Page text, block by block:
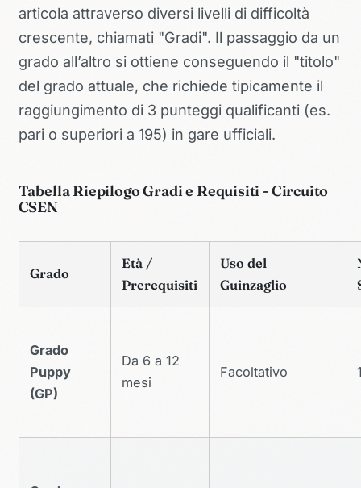
articola attraverso diversi livelli di difficoltà
crescente, chiamati "Gradi". Il passaggio da un
grado all’altro si ottiene conseguendo il "titolo"
del grado attuale, che richiede tipicamente il
raggiungimento di 3 punteggi qualificanti (es.
pari o superiori a 195) in gare ufficiali.
Tabella Riepilogo Gradi e Requisiti - Circuito
CSEN
Grado
Età /
Prerequisiti
Uso del
Guinzaglio
Grado
Puppy
(GP)
Da 6 a 12
mesi
Facoltativo